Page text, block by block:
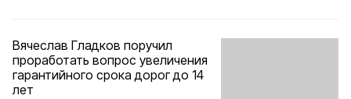
Вячеслав Гладков поручил
проработать вопрос увеличения
гарантийного срока дорог до 14
лет